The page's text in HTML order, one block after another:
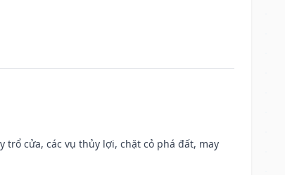
trổ cửa, các vụ thủy lợi, chặt cỏ phá đất, may